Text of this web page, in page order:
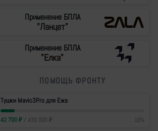
Применение БПЛА
"Ланцет"
Применение БПЛА
"Елка"
ПОМОЩЬ ФРОНТУ
Тушки Mavic3Pro для Ежа
42 700₽/ 430 000 ₽ 10%